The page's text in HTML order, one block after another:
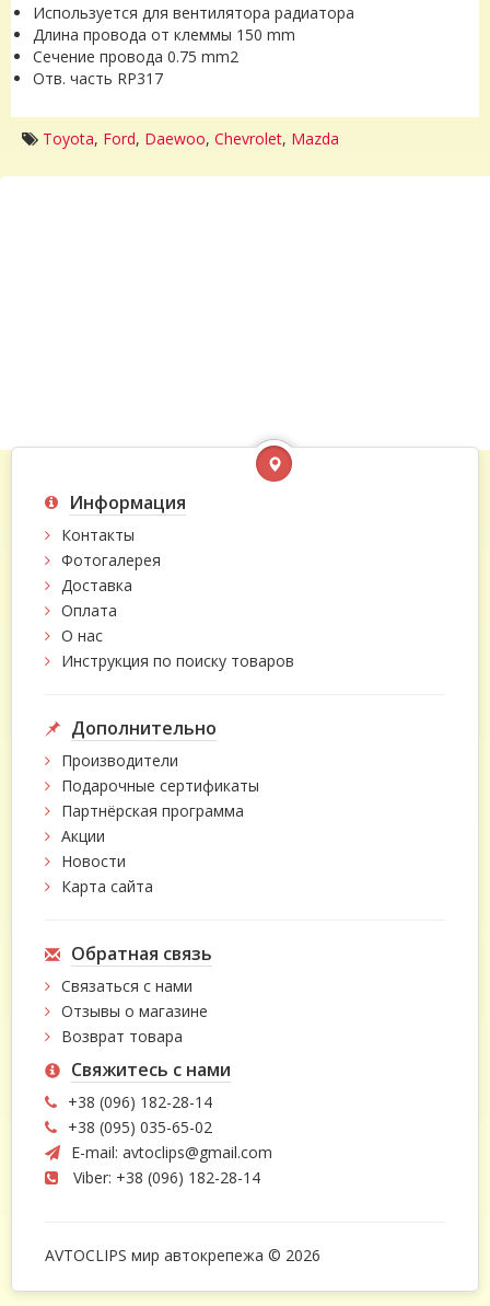
Используется для вентилятора радиатора
Длина провода от клеммы 150 mm
Сечение провода 0.75 mm2
Отв. часть RP317
Toyota, Ford, Daewoo, Chevrolet, Mazda
Информация
Контакты
Фотогалерея
Доставка
Оплата
О нас
Инструкция по поиску товаров
Дополнительно
Производители
Подарочные сертификаты
Партнёрская программа
Акции
Новости
Карта сайта
Обратная связь
Связаться с нами
Отзывы о магазине
Возврат товара
Свяжитесь с нами
+38 (096) 182-28-14
+38 (095) 035-65-02
E-mail: avtoclips@gmail.com
Viber: +38 (096) 182-28-14
AVTOCLIPS мир автокрепежа © 2026